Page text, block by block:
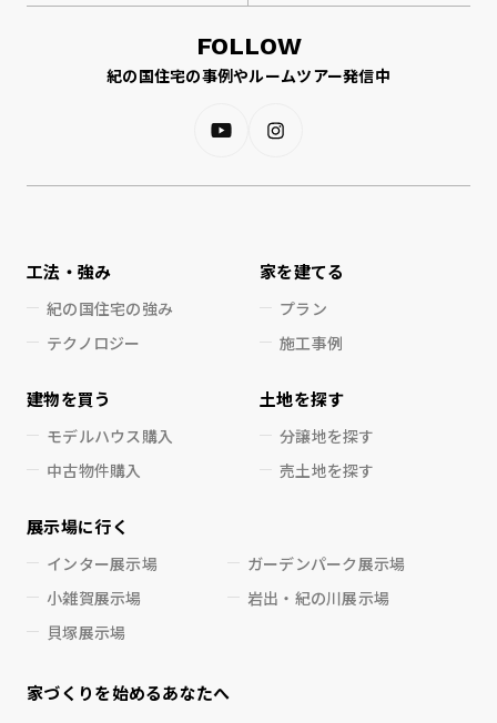
FOLLOW
紀の国住宅の事例やルームツアー発信中
工法・強み
紀の国住宅の強み
テクノロジー
家を建てる
プラン
施工事例
建物を買う
モデルハウス購入
中古物件購入
土地を探す
分譲地を探す
売土地を探す
展示場に行く
インター展示場
ガーデンパーク展示場
小雑賀展示場
岩出・紀の川展示場
貝塚展示場
家づくりを始めるあなたへ